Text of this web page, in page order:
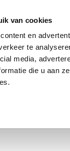
van cookies
en
te
media,
die u aan
Hoe